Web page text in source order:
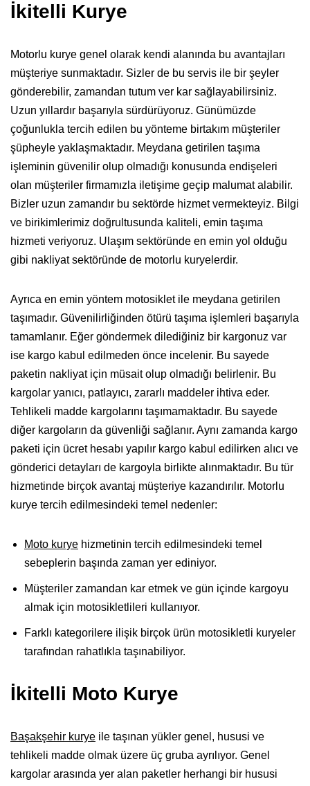
İkitelli Kurye
Motorlu kurye genel olarak kendi alanında bu avantajları
müşteriye sunmaktadır. Sizler de bu servis ile bir şeyler
gönderebilir, zamandan tutum ver kar sağlayabilirsiniz.
Uzun yıllardır başarıyla sürdürüyoruz. Günümüzde
çoğunlukla tercih edilen bu yönteme birtakım müşteriler
şüpheyle yaklaşmaktadır. Meydana getirilen taşıma
işleminin güvenilir olup olmadığı konusunda endişeleri
olan müşteriler firmamızla iletişime geçip malumat alabilir.
Bizler uzun zamandır bu sektörde hizmet vermekteyiz. Bilgi
ve birikimlerimiz doğrultusunda kaliteli, emin taşıma
hizmeti veriyoruz. Ulaşım sektöründe en emin yol olduğu
gibi nakliyat sektöründe de motorlu kuryelerdir.
Ayrıca en emin yöntem motosiklet ile meydana getirilen
taşımadır. Güvenilirliğinden ötürü taşıma işlemleri başarıyla
tamamlanır. Eğer göndermek dilediğiniz bir kargonuz var
ise kargo kabul edilmeden önce incelenir. Bu sayede
paketin nakliyat için müsait olup olmadığı belirlenir. Bu
kargolar yanıcı, patlayıcı, zararlı maddeler ihtiva eder.
Tehlikeli madde kargolarını taşımamaktadır. Bu sayede
diğer kargoların da güvenliği sağlanır. Aynı zamanda kargo
paketi için ücret hesabı yapılır kargo kabul edilirken alıcı ve
gönderici detayları de kargoyla birlikte alınmaktadır. Bu tür
hizmetinde birçok avantaj müşteriye kazandırılır. Motorlu
kurye tercih edilmesindeki temel nedenler:
Moto kurye hizmetinin tercih edilmesindeki temel
sebeplerin başında zaman yer ediniyor.
Müşteriler zamandan kar etmek ve gün içinde kargoyu
almak için motosikletlileri kullanıyor.
Farklı kategorilere ilişik birçok ürün motosikletli kuryeler
tarafından rahatlıkla taşınabiliyor.
İkitelli Moto Kurye
Başakşehir kurye ile taşınan yükler genel, hususi ve
tehlikeli madde olmak üzere üç gruba ayrılıyor. Genel
kargolar arasında yer alan paketler herhangi bir hususi